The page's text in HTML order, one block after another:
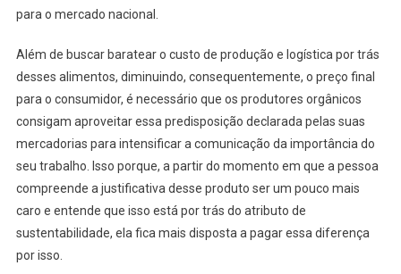
para o mercado nacional.
Além de buscar baratear o custo de produção e logística por trás
desses alimentos, diminuindo, consequentemente, o preço final
para o consumidor, é necessário que os produtores orgânicos
consigam aproveitar essa predisposição declarada pelas suas
mercadorias para intensificar a comunicação da importância do
seu trabalho. Isso porque, a partir do momento em que a pessoa
compreende a justificativa desse produto ser um pouco mais
caro e entende que isso está por trás do atributo de
sustentabilidade, ela fica mais disposta a pagar essa diferença
por isso.